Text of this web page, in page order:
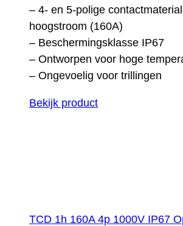
– 4- en 5-polige
hoogstroom (160A)
– Beschermingsklasse IP67
– Ontworpen voor hoge
– Ongevoelig voor trillingen
Bekijk product
TCD 1h 160A 4p 1000V IP67